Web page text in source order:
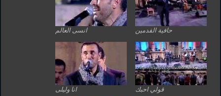
حافية القدمين انسى العالم
قولي احبك انا وليلى